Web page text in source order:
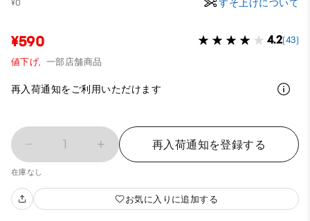
¥0 すそ上げについて
¥590 4.2(43)
値下げ, 一部店舗商品
再入荷通知をご利用いただけます
1 再入荷通知を登録する
在庫なし
お気に入りに追加する